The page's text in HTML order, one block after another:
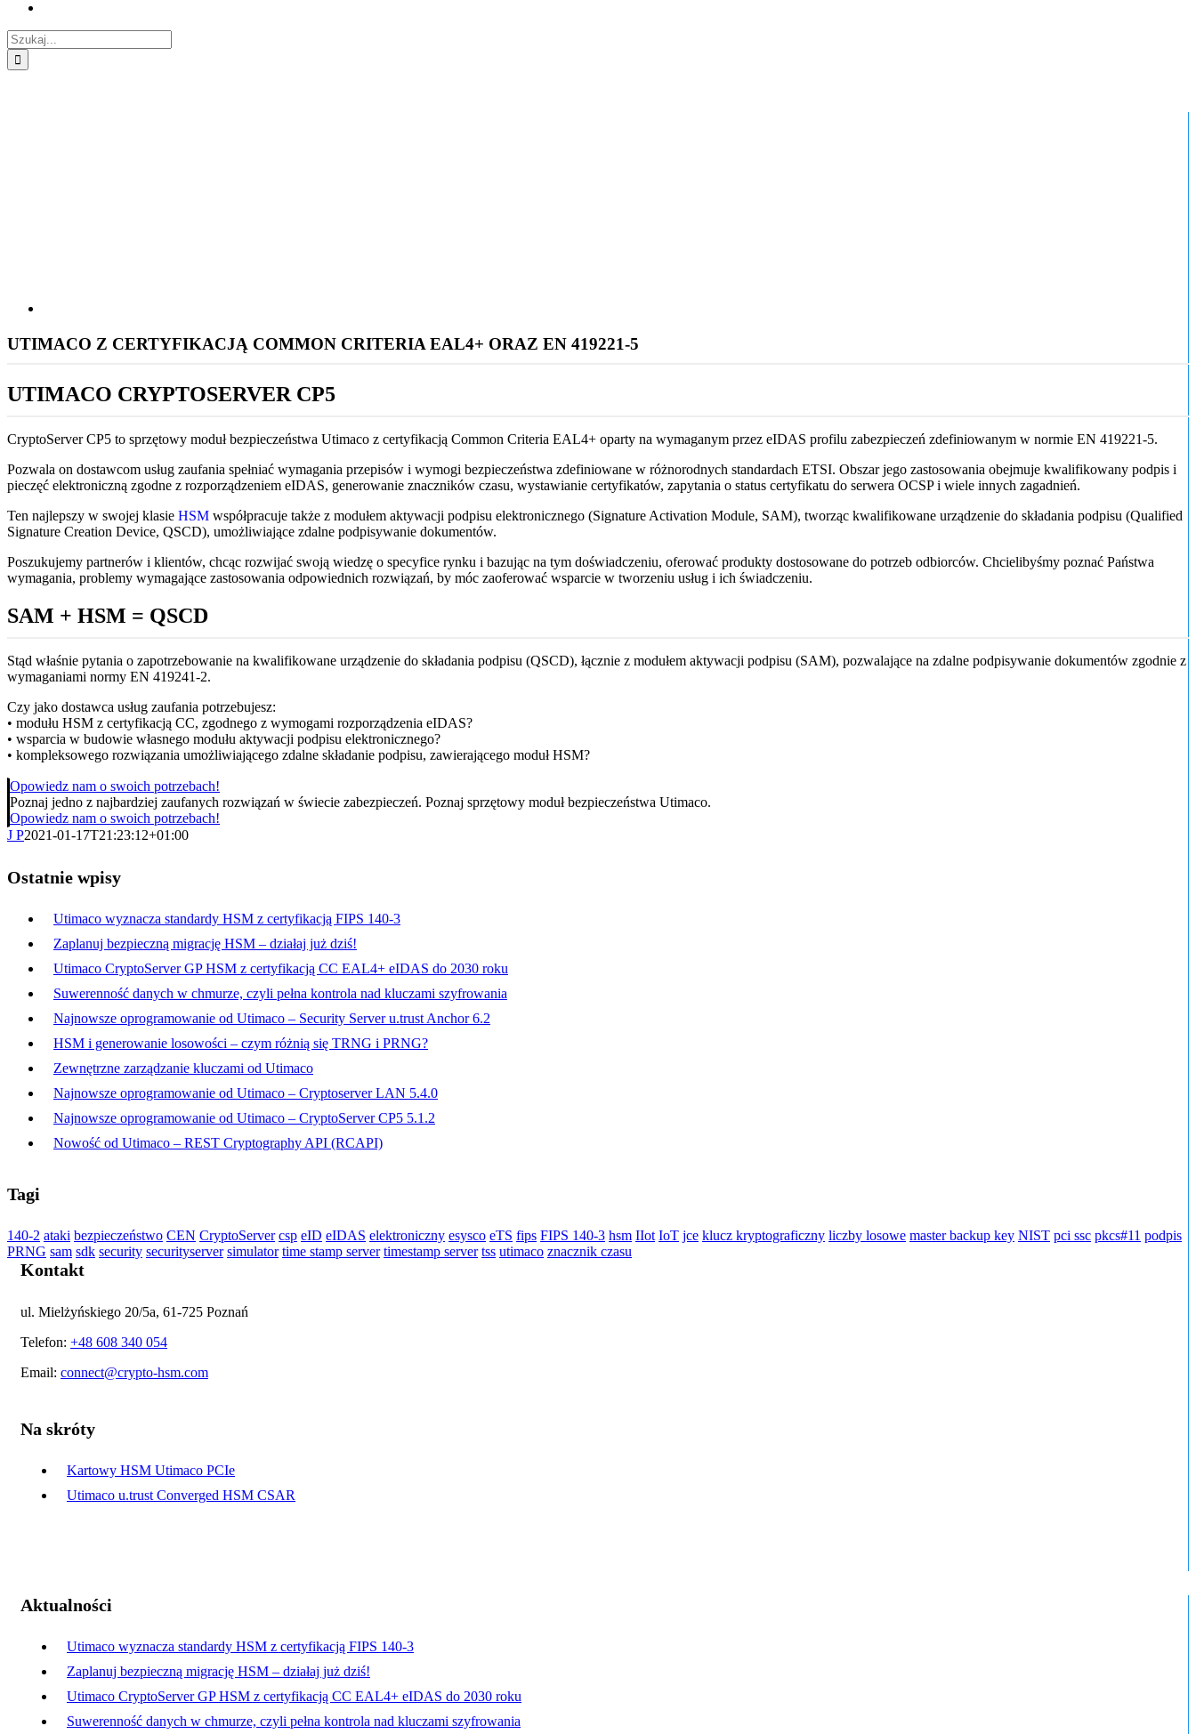
Szukaj
UTIMACO Z CERTYFIKACJĄ COMMON CRITERIA EAL4+ ORAZ EN 419221-5
UTIMACO CRYPTOSERVER CP5
CryptoServer CP5 to sprzętowy moduł bezpieczeństwa Utimaco z certyfikacją Common Criteria EAL4+ oparty na wymaganym przez eIDAS profilu zabezpieczeń zdefiniowanym w normie EN 419221-5.
Pozwala on dostawcom usług zaufania spełniać wymagania przepisów i wymogi bezpieczeństwa zdefiniowane w różnorodnych standardach ETSI. Obszar jego zastosowania obejmuje kwalifikowany podpis i
pieczęć elektroniczną zgodne z rozporządzeniem eIDAS, generowanie znaczników czasu, wystawianie certyfikatów, zapytania o status certyfikatu do serwera OCSP i wiele innych zagadnień.
Ten najlepszy w swojej klasie HSM współpracuje także z modułem aktywacji podpisu elektronicznego (Signature Activation Module, SAM), tworząc kwalifikowane urządzenie do składania podpisu (Qualified
Signature Creation Device, QSCD), umożliwiające zdalne podpisywanie dokumentów.
Poszukujemy partnerów i klientów, chcąc rozwijać swoją wiedzę o specyfice rynku i bazując na tym doświadczeniu, oferować produkty dostosowane do potrzeb odbiorców. Chcielibyśmy poznać Państwa
wymagania, problemy wymagające zastosowania odpowiednich rozwiązań, by móc zaoferować wsparcie w tworzeniu usług i ich świadczeniu.
SAM + HSM = QSCD
Stąd właśnie pytania o zapotrzebowanie na kwalifikowane urządzenie do składania podpisu (QSCD), łącznie z modułem aktywacji podpisu (SAM), pozwalające na zdalne podpisywanie dokumentów zgodnie z
wymaganiami normy EN 419241-2.
Czy jako dostawca usług zaufania potrzebujesz:
• modułu HSM z certyfikacją CC, zgodnego z wymogami rozporządzenia eIDAS?
• wsparcia w budowie własnego modułu aktywacji podpisu elektronicznego?
• kompleksowego rozwiązania umożliwiającego zdalne składanie podpisu, zawierającego moduł HSM?
Opowiedz nam o swoich potrzebach!
Poznaj jedno z najbardziej zaufanych rozwiązań w świecie zabezpieczeń. Poznaj sprzętowy moduł bezpieczeństwa Utimaco.
Opowiedz nam o swoich potrzebach!
J P2021-01-17T21:23:12+01:00
Ostatnie wpisy
Utimaco wyznacza standardy HSM z certyfikacją FIPS 140-3
Zaplanuj bezpieczną migrację HSM – działaj już dziś!
Utimaco CryptoServer GP HSM z certyfikacją CC EAL4+ eIDAS do 2030 roku
Suwerenność danych w chmurze, czyli pełna kontrola nad kluczami szyfrowania
Najnowsze oprogramowanie od Utimaco – Security Server u.trust Anchor 6.2
HSM i generowanie losowości – czym różnią się TRNG i PRNG?
Zewnętrzne zarządzanie kluczami od Utimaco
Najnowsze oprogramowanie od Utimaco – Cryptoserver LAN 5.4.0
Najnowsze oprogramowanie od Utimaco – CryptoServer CP5 5.1.2
Nowość od Utimaco – REST Cryptography API (RCAPI)
Tagi
140-2 ataki bezpieczeństwo CEN CryptoServer csp eID eIDAS elektroniczny esysco eTS fips FIPS 140-3 hsm IIot IoT jce klucz kryptograficzny liczby losowe master backup key NIST pci ssc pkcs#11 podpis
PRNG sam sdk security securityserver simulator time stamp server timestamp server tss utimaco znacznik czasu
Kontakt
ul. Mielżyńskiego 20/5a, 61-725 Poznań
Telefon: +48 608 340 054
Email: connect@crypto-hsm.com
Na skróty
Kartowy HSM Utimaco PCIe
Utimaco u.trust Converged HSM CSAR
Aktualności
Utimaco wyznacza standardy HSM z certyfikacją FIPS 140-3
Zaplanuj bezpieczną migrację HSM – działaj już dziś!
Utimaco CryptoServer GP HSM z certyfikacją CC EAL4+ eIDAS do 2030 roku
Suwerenność danych w chmurze, czyli pełna kontrola nad kluczami szyfrowania